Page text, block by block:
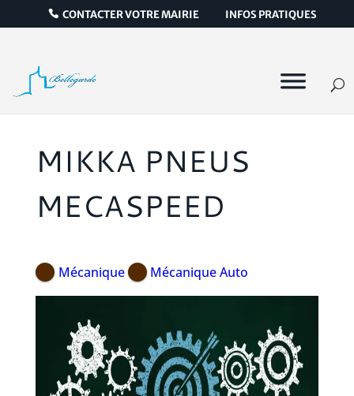
CONTACTER VOTRE MAIRIE INFOS PRATIQUES
MIKKA PNEUS
MECASPEED
Mécanique Mécanique Auto